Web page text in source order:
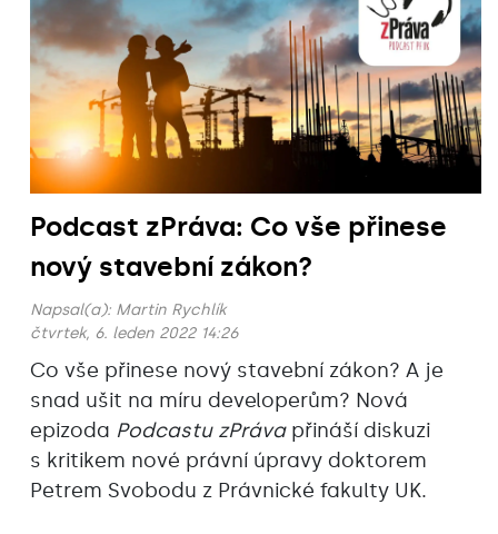
Podcast zPráva: Co vše přinese
nový stavební zákon?
Napsal(a): Martin Rychlík
čtvrtek, 6. leden 2022 14:26
Co vše přinese nový stavební zákon? A je
snad ušit na míru developerům? Nová
epizoda Podcastu zPráva přináší diskuzi
s kritikem nové právní úpravy doktorem
Petrem Svobodu z Právnické fakulty UK.